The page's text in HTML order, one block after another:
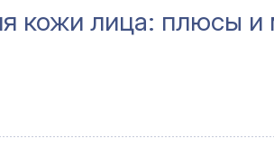
кожи лица: плюсы и